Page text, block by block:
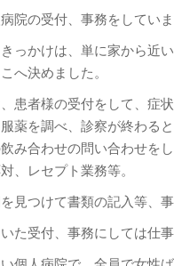
院の受付、事務をしていま
っかけは、単に家から近
へ決めました。
患者様の受付をして、症
薬を調べ、診察が終わる
み合わせの問い合わせを
、レセプト業務等。
見つけて書類の記入等、
た受付、事務にしては仕事